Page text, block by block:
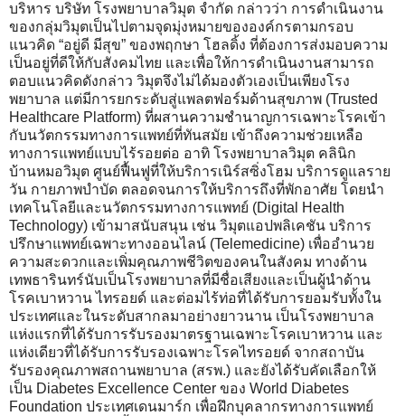
บริหาร บริษัท โรงพยาบาลวิมุต จำกัด กล่าวว่า การดำเนินงาน
ของกลุ่มวิมุตเป็นไปตามจุดมุ่งหมายขององค์กรตามกรอบ
แนวคิด “อยู่ดี มีสุข” ของพฤกษา โฮลดิ้ง ที่ต้องการส่งมอบความ
เป็นอยู่ที่ดีให้กับสังคมไทย และเพื่อให้การดำเนินงานสามารถ
ตอบแนวคิดดังกล่าว วิมุตจึงไม่ได้มองตัวเองเป็นเพียงโรง
พยาบาล แต่มีการยกระดับสู่แพลตฟอร์มด้านสุขภาพ (Trusted
Healthcare Platform) ที่ผสานความชำนาญการเฉพาะโรคเข้า
กับนวัตกรรมทางการแพทย์ที่ทันสมัย เข้าถึงความช่วยเหลือ
ทางการแพทย์แบบไร้รอยต่อ อาทิ โรงพยาบาลวิมุต คลินิก
บ้านหมอวิมุต ศูนย์ฟื้นฟูที่ให้บริการเนิร์สซิ่งโฮม บริการดูแลราย
วัน กายภาพบำบัด ตลอดจนการให้บริการถึงที่พักอาศัย โดยนำ
เทคโนโลยีและนวัตกรรมทางการแพทย์ (Digital Health
Technology) เข้ามาสนับสนุน เช่น วิมุตแอปพลิเคชัน บริการ
ปรึกษาแพทย์เฉพาะทางออนไลน์ (Telemedicine) เพื่ออำนวย
ความสะดวกและเพิ่มคุณภาพชีวิตของคนในสังคม ทางด้าน
เทพธารินทร์นับเป็นโรงพยาบาลที่มีชื่อเสียงและเป็นผู้นำด้าน
โรคเบาหวาน ไทรอยด์ และต่อมไร้ท่อที่ได้รับการยอมรับทั้งใน
ประเทศและในระดับสากลมาอย่างยาวนาน เป็นโรงพยาบาล
แห่งแรกที่ได้รับการรับรองมาตรฐานเฉพาะโรคเบาหวาน และ
แห่งเดียวที่ได้รับการรับรองเฉพาะโรคไทรอยด์ จากสถาบัน
รับรองคุณภาพสถานพยาบาล (สรพ.) และยังได้รับคัดเลือกให้
เป็น Diabetes Excellence Center ของ World Diabetes
Foundation ประเทศเดนมาร์ก เพื่อฝึกบุคลากรทางการแพทย์